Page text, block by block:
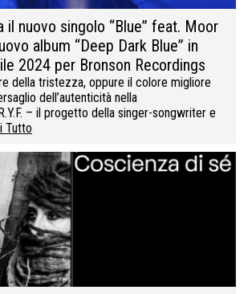
il nuovo singolo “Blue” feat. Moor
album “Deep Dark Blue” in
2024 per Bronson Recordings
della tristezza, oppure il colore migliore
dell’autenticità nella
– il progetto della singer-songwriter e
Tutto